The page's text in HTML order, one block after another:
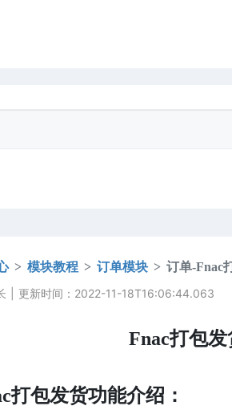
模块教程 订单模块
订单-Fnac
| 更新时间：2022-11-18T16:06:44.063
Fnac打包
打包发货功能介绍：